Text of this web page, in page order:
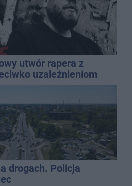
utwór rapera z
uzależnieniom
drogach. Policja